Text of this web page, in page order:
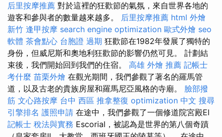
后里按摩推薦 對於這裡的狂歡節的氣氛，來自世界各地的
遊客和參與者的數量越來越多。 后里按摩推薦 html 外燴
新竹 逢甲按摩 search engine optimization 歐式外燴 seo
軟體 茶會點心 台胞證 過期 狂歡節在1982年發展了獨特的
身份，但威尼斯和奧地利狂歡節的影響仍然可見。 計劃結
束後，我們開始回到我們的住宿。 高雄 外燴 推薦 記帳士
考什麼 苗栗外燴 在觀光期間，我們參觀了著名的羅馬管
道，以及古老的貴族房屋和羅馬尼亞風格的寺廟。 臉部撥
筋 文心路按摩 台中 西區 推拿整復 optimization 中文 搜尋
引擎排名 護照申請 在途中，我們參觀了一個修道院宮殿El
記帳士 稅法與實務 Escorial，被認為是世界的第八個奇蹟